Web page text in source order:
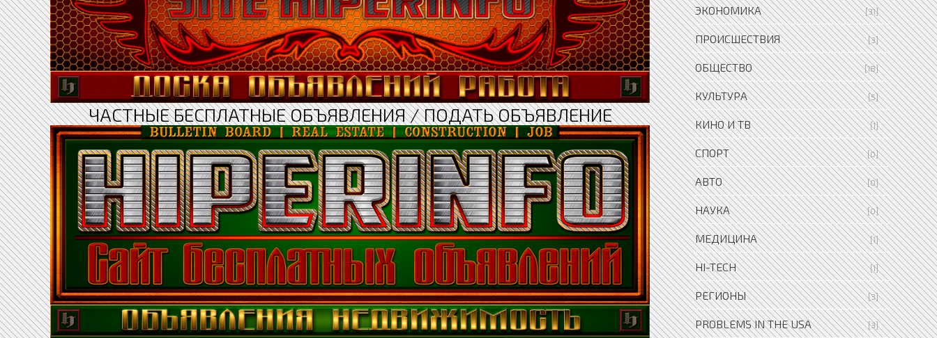
ЧАСТНЫЕ БЕСПЛАТНЫЕ ОБЪЯВЛЕНИЯ / ПОДАТЬ ОБЪЯВЛЕНИЕ
ЭКОНОМИКА [31]
ПРОИСШЕСТВИЯ [3]
ОБЩЕСТВО [18]
КУЛЬТУРА [5]
КИНО И ТВ [1]
СПОРТ [0]
АВТО [0]
НАУКА [0]
МЕДИЦИНА [1]
HI-TECH [1]
РЕГИОНЫ [3]
PROBLEMS IN THE USA [3]